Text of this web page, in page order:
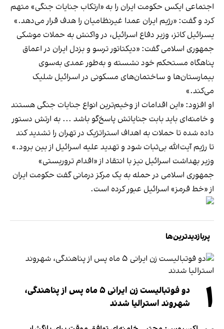
اجتماعی ایکس حکومت ایران را به «ارتکاب جنایات جنگی» متهم
کرد و گفت: «رژیم ایران عمدا غیرنظامیان را هدف قرار می‌دهد.»
یسرائیل کاتز، وزیر دفاع اسرائیل، در واکنش به حملات موشکی
جمهوری اسلامی گفت: «دیکتاتور ترسو و بزدل ایران در اعماق
پناهگاه‌ مستحکم خود نشسته و به‌طور عمدی به‌سوی
بیمارستان‌ها و ساختمان‌های مسکونی در اسرائیل شلیک
می‌کند.»
او افزود: «این اقدامات از وخیم‌ترین انواع جنایات جنگی هستند
و خامنه‌ای باید بابت جنایاتش پاسخ‌گو باشد ... به ارتش دستور
داده شده تا حملات به اهداف استراتژیک در تهران را تشدید کند
تا رژیم آیت‌الله بی‌ثبات شود و تهدید علیه اسرائیل از بین برود.»
وزیر بهداشت اسرائیل نیز با انتقاد از «اقدام تروریستی»
جمهوری اسلامی در حمله به یک مرکز درمانی گفت حکومت ایران
از «خط قرمز» اسرائیل عبور کرده است.
پربازدیدترین‌ها
۱
دو فوتبالیست زن ایرانی ۵ ماه پس از پناهندگی،
شهروند استرالیا شدند